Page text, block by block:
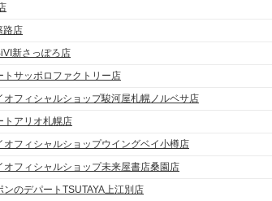
路店
新さっぽろ店
トサッポロファクトリー店
オフィシャルショップ駿河屋札幌ノルベサ店
トアリオ札幌店
オフィシャルショップウイングベイ小樽店
オフィシャルショップ未来屋書店桑園店
のデパートTSUTAYA上江別店